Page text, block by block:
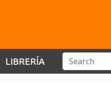
LIBRERÍA